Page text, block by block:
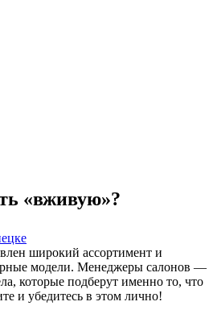
«вживую»?
широкий ассортимент и
модели. Менеджеры салонов —
которые подберут именно то, что
и убедитесь в этом лично!